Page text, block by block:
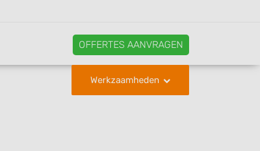
OFFERTES AANVRAGEN
Werkzaamheden